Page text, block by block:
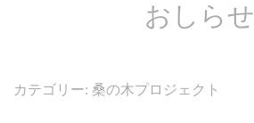
おしらせ
カテゴリー: 桑の木プロジェクト